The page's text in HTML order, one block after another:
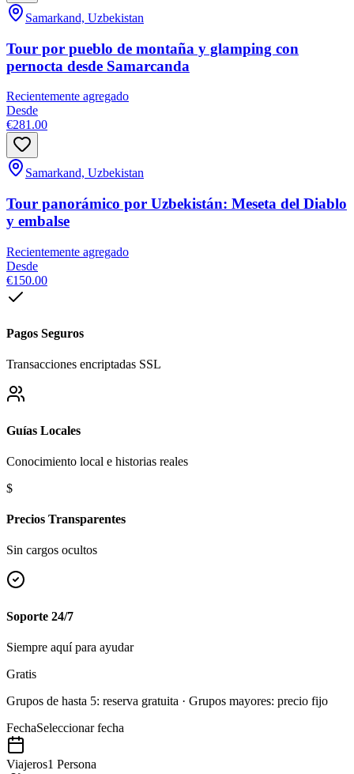
Samarkand, Uzbekistan
Tour por pueblo de montaña y glamping con
pernocta desde Samarcanda
Recientemente agregado
Desde
€281.00
Samarkand, Uzbekistan
Tour panorámico por Uzbekistán: Meseta del Diablo
y embalse
Recientemente agregado
Desde
€150.00
Pagos Seguros
Transacciones encriptadas SSL
Guías Locales
Conocimiento local e historias reales
$
Precios Transparentes
Sin cargos ocultos
Soporte 24/7
Siempre aquí para ayudar
Gratis
Grupos de hasta 5: reserva gratuita · Grupos mayores: precio fijo
FechaSeleccionar fecha
Viajeros1 Persona